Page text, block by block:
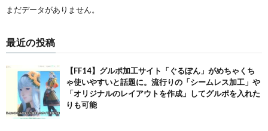
まだデータがありません。
最近の投稿
【FF14】グルポ加工サイト「ぐるぽん」がめちゃくち
ゃ使いやすいと話題に。流行りの「シームレス加工」や
「オリジナルのレイアウトを作成」してグルポを入れた
りも可能